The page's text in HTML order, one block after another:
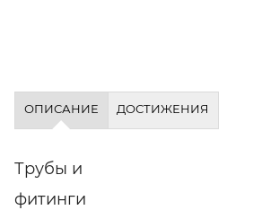
ОПИСАНИЕ ДОСТИЖЕНИЯ
Трубы и
фитинги